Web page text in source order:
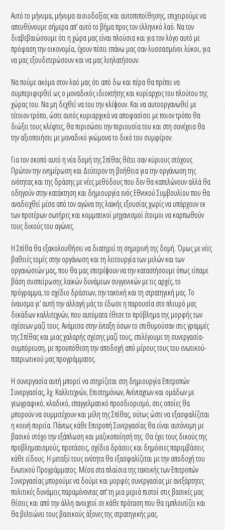
Αυτό το μήνυμα, μήνυμα αισιοδοξίας και αυτοπεποίθησης, επιχειρούμε να
απευθύνουμε σήμερα απ’ αυτό το βήμα προς τον ελληνικό λαό. Να τον
διαβεβαιώσουμε ότι η χώρα μας είναι πλούσια και για τον λόγο αυτό με
πρόφαση την οικονομία, έχουν πέσει επάνω μας σαν λυσσασμένοι λύκοι, για
να μας εξουδετερώσουν και να μας λεηλατήσουν.
Να πούμε ακόμα στον λαό μας ότι από δω και πέρα θα πρέπει να
συμπεριφερθεί ως ο μοναδικός ιδιοκτήτης και κυρίαρχος του πλούτου της
χώρας του. Να μη δεχθεί να του την κλέψουν. Και να αυτοοργανωθεί με
τέτοιον τρόπο, ώστε αυτός κυριαρχικά να αποφασίσει με ποιον τρόπο θα
διώξει τους κλέφτες, θα περισώσει την περιουσία του και στη συνέχεια θα
την αξιοποιήσει με μοναδικό γνώμονα το δικό του συμφέρον.
Για τον σκοπό αυτό η νέα δομή της Σπίθας θέτει σαν κύριους στόχους
Πρώτον την ενημέρωση και Δεύτερον τη βοήθεια για την οργάνωση της
ενότητας και της δράσης με νέες μεθόδους που δεν θα καπελώνουν αλλά θα
οδηγούν στην κατάκτηση και δημιουργία ενός Εθνικού Συμβουλίου που θα
αναδειχθεί μέσα από τον αγώνα της λαϊκής εξουσίας χωρίς να υπάρχουν εκ
των προτέρων σωτήρες και κομματικοί μηχανισμοί έτοιμοι να καρπωθούν
τους δικούς του αγώνες.
Η Σπίθα θα εξακολουθήσει να διατηρεί τη σημερινή της δομή. Όμως με νέες
βαθειές τομές στην οργάνωση και τη λειτουργία των μελών και των
οργανώσεών μας, που θα μας επιτρέψουν να την καταστήσουμε όπως είπαμε
βάση συσπείρωσης λαϊκών δυνάμεων συγγενικών με τις αρχές, το
πρόγραμμα, το σχέδιο δράσεων, την τακτική και τη στρατηγική μας. Το
έναυσμα γι’ αυτή την αλλαγή μάς το έδωσε η παρουσία στο πλευρό μας
δεκάδων καλλιτεχνών, που αυτόματα έθεσε το πρόβλημα της μορφής των
σχέσεων μαζί τους. Ανάμεσα στην ένταξη όσων το επιθυμούσαν στις γραμμές
της Σπίθας και μιας χαλαρής σχέσης μαζί τους, επιλέγουμε τη συνεργασία-
συμπόρευση, με προϋπόθεση την αποδοχή από μέρους τους του ενωτικού-
πατριωτικού μας προγράμματος.
Η συνεργασία αυτή μπορεί να στηρίζεται στη δημιουργία Επιτροπών
Συνεργασίας, λχ. Καλλιτεχνών, Επιστημόνων, Ανένταχτων και ομάδων με
γεωγραφικό, κλαδικό, επαγγελματικό προσδιορισμό, στις οποίες θα
μπορούν να συμμετέχουν και μέλη της Σπίθας, ούτως ώστε να εξασφαλίζεται
η κοινή πορεία. Πάντως κάθε Επιτροπή Συνεργασίας θα είναι αυτόνομη με
βασικό στόχο την εξάπλωση και μαζικοποίησή της. Θα έχει τους δικούς της
προβληματισμούς, προτάσεις, σχέδια δράσεις και δημόσιες παρεμβάσεις
κάθε είδους. Η μεταξύ τους ενότητα θα εξασφαλίζεται με την αποδοχή του
Ενωτικού Προγράμματος. Μέσα στα πλαίσια της τακτικής των Επιτροπών
Συνεργασίας μπορούμε να δούμε και μορφές συνεργασίας με ανεξάρτητες
πολιτικές δυνάμεις παραμένοντας απ’ τη μια μεριά πιστοί στις βασικές μας
θέσεις και από την άλλη ανοιχτοί σε κάθε πρόταση που θα εμπλουτίζει και
θα βελτιώνει τους βασικούς άξονες της στρατηγικής μας.